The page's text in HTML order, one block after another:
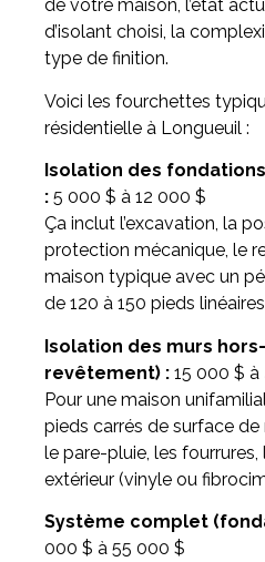
de votre maison, l’état
d’isolant choisi, la
type de finition.
Voici les fourchettes
résidentielle à Longueuil :
Isolation des fondations
: 5 000 $ à 12 000 $
Ça inclut l’excavation, la
protection mécanique, le
maison typique avec un
de 120 à 150 pieds
Isolation des murs hors-
revêtement) : 15 000 $
Pour une maison
pieds carrés de surface de
le pare-pluie, les
extérieur (vinyle ou
Système complet
000 $ à 55 000 $